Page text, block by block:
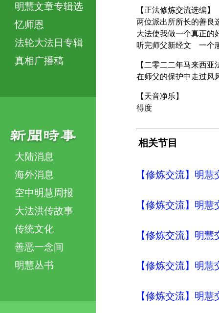
明慧文章专辑选
忆师恩
法轮大法日专辑
真相广播稿
大陆消息
海外消息
空中明慧周报
大法洪传故事
传统文化
善恶一念间
明慧丛书
【正法修炼交流选编】
两位派出所所长的善良
大法使我做一个真正的
听完师父新经文 一个
【二零二二年马来西亚
在师父的保护中走过风
【天音净乐】
得度
相关节目
【修炼交流】明
【修炼交流】明
【修炼交流】明
【修炼交流】明
【修炼交流】明